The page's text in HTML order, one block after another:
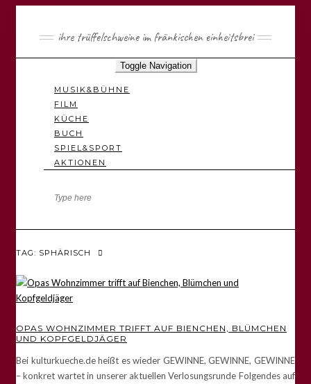
ihre trüffelschweine im fränkischen einheitsbrei
Toggle Navigation
MUSIK&BÜHNE
FILM
KÜCHE
BUCH
SPIEL&SPORT
AKTIONEN
TAG: SPHÄRISCH
OPAS WOHNZIMMER TRIFFT AUF BIENCHEN, BLÜMCHEN
UND KOPFGELDJÄGER
Bei kulturkueche.de heißt es wieder GEWINNE, GEWINNE, GEWINNE
– konkret wartet in unserer aktuellen Verlosungsrunde Folgendes auf